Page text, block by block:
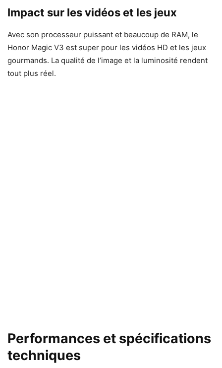
Impact sur les vidéos et les jeux
Avec son processeur puissant et beaucoup de RAM, le
Honor Magic V3 est super pour les vidéos HD et les jeux
gourmands. La qualité de l’image et la luminosité rendent
tout plus réel.
Performances et spécifications
techniques